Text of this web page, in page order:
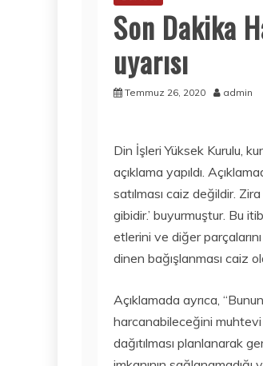
Son Dakika
uyarısı
Temmuz 26, 2020 admin
Din İşleri Yüksek Kurulu,
açıklama yapıldı.
satılması caiz değildir.
gibidir.’ buyurmuştur. Bu
etlerini ve diğer
dinen bağışlanması caiz
Açıklamada ayrıca,
harcanabileceğini muhtevi
dağıtılması planlanarak